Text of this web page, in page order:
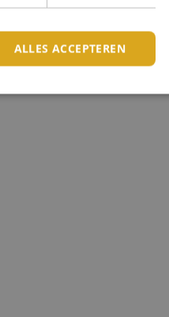
ALLES ACCEPTEREN